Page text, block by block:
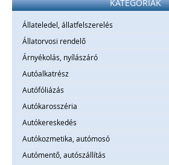
KATEGÓRIÁK
Állateledel, állatfelszerelés
Állatorvosi rendelő
Árnyékolás, nyílászáró
Autóalkatrész
Autófóliázás
Autókarosszéria
Autókereskedés
Autókozmetika, autómosó
Autómentő, autószállítás